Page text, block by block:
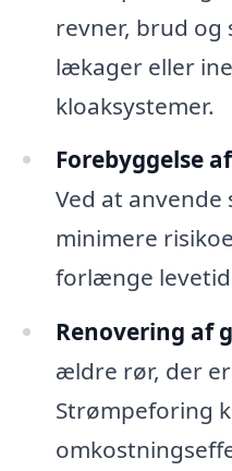
revner, brud og
lækager eller
kloaksystemer.
Forebyggelse
Ved at
minimere
forlænge
Renovering af
ældre rør, der
Strømpeforing